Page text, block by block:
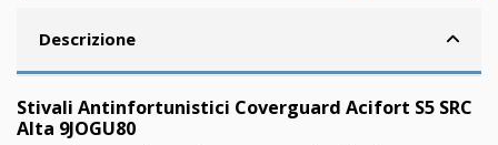
Descrizione
Stivali Antinfortunistici Coverguard Acifort S5 SRC
Alta 9JOGU80